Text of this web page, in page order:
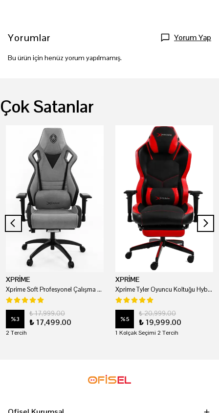
Yorumlar Yorum Yap
Bu ürün için henüz yorum yapılmamış.
Çok Satanlar
XPRİME
Xprime Soft Profesyonel Çalışma Ve Oyuncu Koltuğu
%3
₺ 17,999.00
₺ 17,499.00
2 Tercih
XPRİME
Xprime Tyler Oyuncu Koltuğu Hybrid Kumaş Kırmızı
%5
₺ 20,999.00
₺ 19,999.00
1 Kolçak Seçimi 2 Tercih